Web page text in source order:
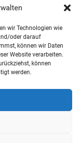
wir Technologien wie
oder darauf
können wir Daten
Website verarbeiten.
können
werden.